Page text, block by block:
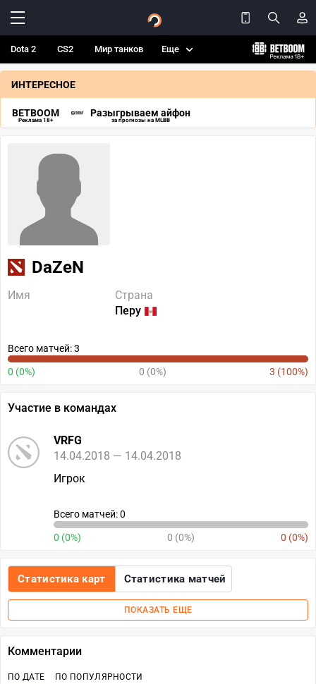
Dota 2 CS2 Мир танков Еще
ИНТЕРЕСНОЕ
BETBOOM
Реклама 18+
Разыгрываем айфон
за прогнозы на MLBB
DaZeN
Имя
Страна
Перу
Всего матчей: 3
0 (0%) 0 (0%) 3 (100%)
Участие в командах
VRFG
14.04.2018 — 14.04.2018
Игрок
Всего матчей: 0
0 (0%) 0 (0%) 0 (0%)
Статистика карт Статистика матчей
ПОКАЗАТЬ ЕЩЕ
Комментарии
ПО ДАТЕ ПО ПОПУЛЯРНОСТИ